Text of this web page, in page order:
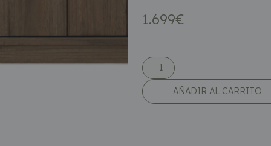
1.699€
AÑADIR AL CARRITO